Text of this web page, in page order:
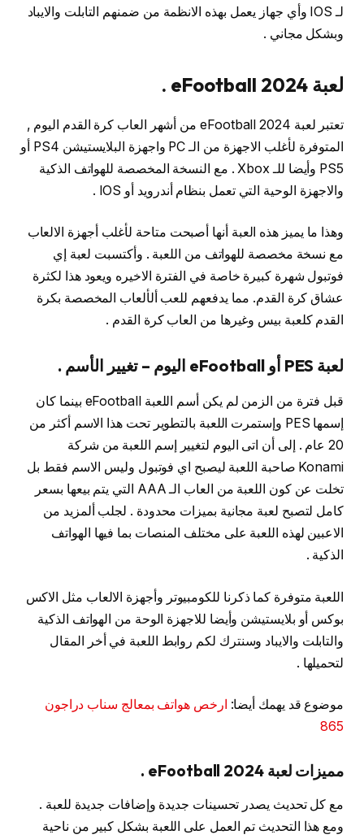
لـ IOS وأي جهاز يعمل بهذه الانظمة من ضمنهم التابلت والايباد
وبشكل مجاني .
لعبة eFootball 2024 .
تعتبر لعبة eFootball 2024 من أشهر العاب كرة القدم اليوم ,
المتوفرة لأغلب الاجهزة من الـ PC واجهزة البلايستيشن PS4 أو
PS5 وأيضا للـ Xbox . مع النسخة المخصصة للهواتف الذكية
والاجهزة الوحية التي تعمل بنظام أندرويد أو IOS .
وهذا ما يميز هذه العبة أنها أصبحت متاحة لأغلب أجهزة الالعاب
مع نسخة مخصصة للهواتف من اللعبة . وأكتسبت لعبة إي
فوتبول شهرة كبيرة خاصة في الفترة الاخيره ويعود هذا لكثرة
عشاق كرة القدم. مما يدفعهم للعب ألألعاب المخصصة بكرة
القدم كلعبة بيس وغيرها من العاب كرة القدم .
لعبة PES أو eFootball اليوم – تغيير الأسم .
قبل فترة من الزمن لم يكن أسم اللعبة eFootball بينما كان
إسمها PES وإستمرت اللعبة بالتطوير تحت هذا الاسم أكثر من
20 عام . إلى أن اتى اليوم لتغيير إسم اللعبة من شركة
Konami صاحبة اللعبة ليصبح اي فوتبول وليس الاسم فقط بل
تخلت عن كون اللعبة من العاب الـ AAA التي يتم بيعها بسعر
كامل لتصبح لعبة مجانية بميزات محدودة . لجلب ألمزيد من
الاعبين لهذه اللعبة على مختلف المنصات بما فيها الهواتف
الذكية .
اللعبة متوفرة كما ذكرنا للكومبيوتر وأجهزة الالعاب مثل الاكس
بوكس أو بلايستيشن وأيضا للاجهزة الوحة من الهواتف الذكية
والتابلت والايباد وسنترك لكم روابط اللعبة في أخر المقال
لتحميلها .
موضوع قد يهمك أيضا: ارخص هواتف بمعالج سناب دراجون
865
مميزات لعبة eFootball 2024 .
مع كل تحديث يصدر تحسينات جديدة وإضافات جديدة للعبة .
ومع هذا التحديث تم العمل على اللعبة بشكل كبير من ناحية